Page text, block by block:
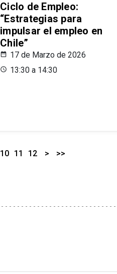
Ciclo de Empleo:
“Estrategias para
impulsar el empleo en
Chile”
17 de Marzo de 2026
13:30 a 14:30
10 11 12 > >>